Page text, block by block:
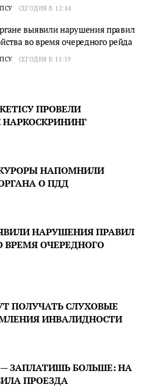
СЕГОДНЯ В 12:44
выявили нарушения правил
во время очередного рейда
СЕГОДНЯ В 11:19
ПРОВЕЛИ
НАПОМНИЛИ
О ПДД
НАРУШЕНИЯ ПРАВИЛ
ВРЕМЯ ОЧЕРЕДНОГО
ПОЛУЧАТЬ СЛУХОВЫЕ
ИНВАЛИДНОСТИ
ЗАПЛАТИШЬ БОЛЬШЕ: НА
ПРОЕЗДА